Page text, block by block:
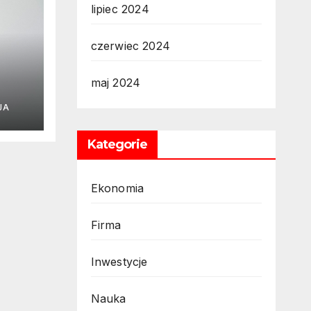
lipiec 2024
czerwiec 2024
maj 2024
Kategorie
Ekonomia
Firma
Inwestycje
Nauka